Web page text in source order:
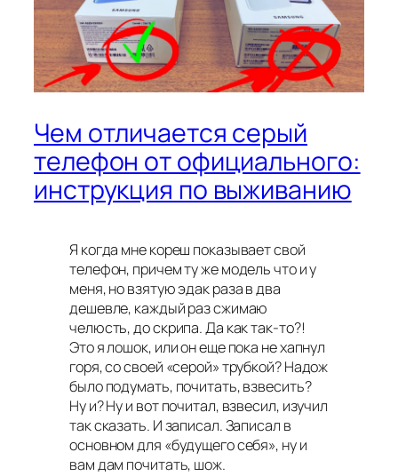
Чем отличается серый
телефон от официального:
инструкция по выживанию
Я когда мне кореш показывает свой
телефон, причем ту же модель что и у
меня, но взятую эдак раза в два
дешевле, каждый раз сжимаю
челюсть, до скрипа. Да как так-то?!
Это я лошок, или он еще пока не хапнул
горя, со своей «серой» трубкой? Надож
было подумать, почитать, взвесить?
Ну и? Ну и вот почитал, взвесил, изучил
так сказать. И записал. Записал в
основном для «будущего себя», ну и
вам дам почитать, шож.